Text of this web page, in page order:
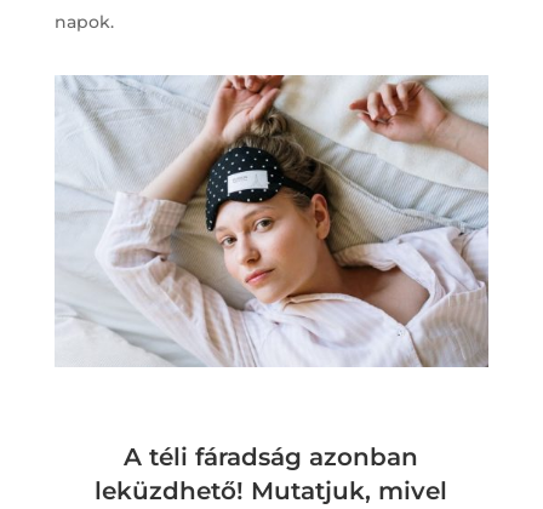
napok.
A téli fáradság azonban
leküzdhető! Mutatjuk, mivel